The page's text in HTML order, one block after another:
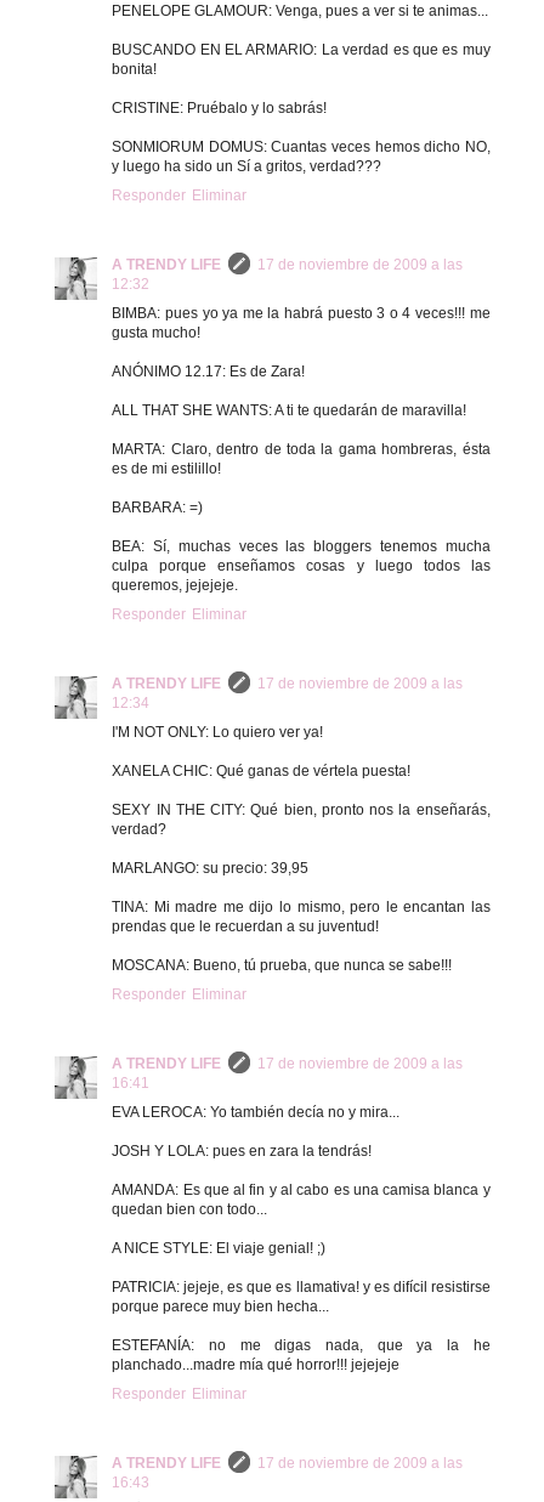
PENELOPE GLAMOUR: Venga, pues a ver si te animas...
BUSCANDO EN EL ARMARIO: La verdad es que es muy
bonita!
CRISTINE: Pruébalo y lo sabrás!
SONMIORUM DOMUS: Cuantas veces hemos dicho NO,
y luego ha sido un Sí a gritos, verdad???
Responder Eliminar
A TRENDY LIFE
17 de noviembre de 2009 a las
12:32
BIMBA: pues yo ya me la habrá puesto 3 o 4 veces!!! me
gusta mucho!
ANÓNIMO 12.17: Es de Zara!
ALL THAT SHE WANTS: A ti te quedarán de maravilla!
MARTA: Claro, dentro de toda la gama hombreras, ésta
es de mi estilillo!
BARBARA: =)
BEA: Sí, muchas veces las bloggers tenemos mucha
culpa porque enseñamos cosas y luego todos las
queremos, jejejeje.
Responder Eliminar
A TRENDY LIFE
17 de noviembre de 2009 a las
12:34
I'M NOT ONLY: Lo quiero ver ya!
XANELA CHIC: Qué ganas de vértela puesta!
SEXY IN THE CITY: Qué bien, pronto nos la enseñarás,
verdad?
MARLANGO: su precio: 39,95
TINA: Mi madre me dijo lo mismo, pero le encantan las
prendas que le recuerdan a su juventud!
MOSCANA: Bueno, tú prueba, que nunca se sabe!!!
Responder Eliminar
A TRENDY LIFE
17 de noviembre de 2009 a las
16:41
EVA LEROCA: Yo también decía no y mira...
JOSH Y LOLA: pues en zara la tendrás!
AMANDA: Es que al fin y al cabo es una camisa blanca y
quedan bien con todo...
A NICE STYLE: El viaje genial! ;)
PATRICIA: jejeje, es que es llamativa! y es difícil resistirse
porque parece muy bien hecha...
ESTEFANÍA: no me digas nada, que ya la he
planchado...madre mía qué horror!!! jejejeje
Responder Eliminar
A TRENDY LIFE
17 de noviembre de 2009 a las
16:43